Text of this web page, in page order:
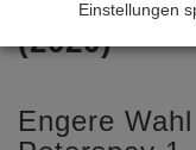
(2020)
Engere Wahl
Einstellungen